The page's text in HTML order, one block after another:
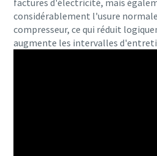
factures d'électricité, mais
considérablement l'usure
compresseur, ce qui réduit
augmente les intervalles